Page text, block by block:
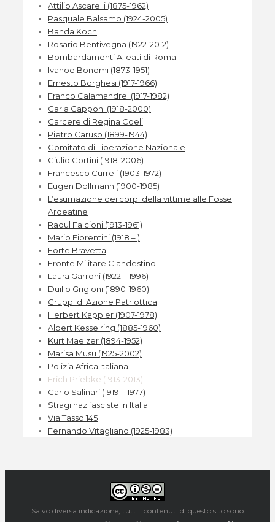
Attilio Ascarelli (1875-1962)
Pasquale Balsamo (1924-2005)
Banda Koch
Rosario Bentivegna (1922-2012)
Bombardamenti Alleati di Roma
Ivanoe Bonomi (1873-1951)
Ernesto Borghesi (1917-1966)
Franco Calamandrei (1917-1982)
Carla Capponi (1918-2000)
Carcere di Regina Coeli
Pietro Caruso (1899-1944)
Comitato di Liberazione Nazionale
Giulio Cortini (1918-2006)
Francesco Curreli (1903-1972)
Eugen Dollmann (1900-1985)
L’esumazione dei corpi della vittime alle Fosse
Ardeatine
Raoul Falcioni (1913-1961)
Mario Fiorentini (1918 – )
Forte Bravetta
Fronte Militare Clandestino
Laura Garroni (1922 – 1996)
Duilio Grigioni (1890-1960)
Gruppi di Azione Patriottica
Herbert Kappler (1907-1978)
Albert Kesselring (1885-1960)
Kurt Maelzer (1894-1952)
Marisa Musu (1925-2002)
Polizia Africa Italiana
Erich Priebke (1913-2013)
Carlo Salinari (1919 – 1977)
Stragi nazifasciste in Italia
Via Tasso 145
Fernando Vitagliano (1925-1983)
Salvo diversa indicazione, tutti i contenuti di questo sito sono